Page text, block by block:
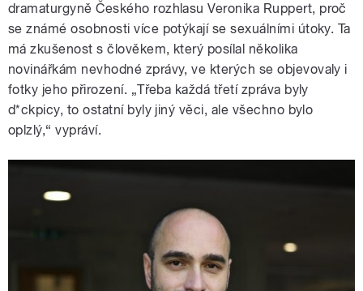
dramaturgyně Českého rozhlasu Veronika Ruppert, proč
se známé osobnosti více potýkají se sexuálními útoky. Ta
má zkušenost s člověkem, který posílal několika
novinářkám nevhodné zprávy, ve kterých se objevovaly i
fotky jeho přirození. „Třeba každá třetí zpráva byly
d*ckpicy, to ostatní byly jiný věci, ale všechno bylo
oplzlý,“ vypráví.